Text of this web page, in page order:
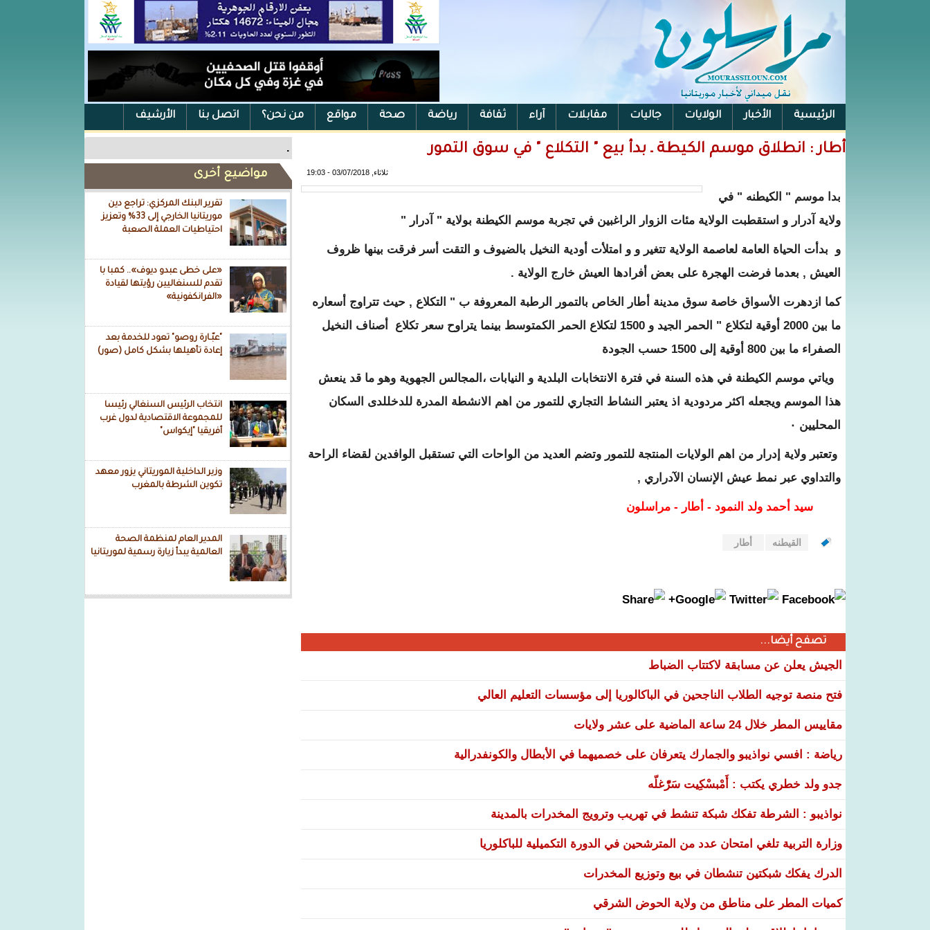
الرئيسية الأخبار الولايات جاليات مقابلات آراء ثقافة رياضة صحة مواقع من نحن؟ اتصل بنا الأرشيف
الفيس بوك .
مواضيع أخرى
تقرير البنك المركزي: تراجع دين
موريتانيا الخارجي إلى 33% وتعزيز
احتياطيات العملة الصعبة
«على خطى عبدو ديوف».. كمبا با
تقدم للسنغاليين رؤيتها لقيادة
«الفرانكفونية»
"عبّـارة روصو" تعود للخدمة بعد
إعادة تأهيلها بشكل كامل (صور)
انتخاب الرئيس السنغالي رئيسا
للمجموعة الاقتصادية لدول غرب
أفريقيا "إيكواس"
وزير الداخلية الموريتاني يزور معهد
تكوين الشرطة بالمغرب
المدير العام لمنظمة الصحة
العالمية يبدأ زيارة رسمية لموريتانيا
أطار : انطلاق موسم الكيطة ـ بدأ بيع " التكلاع " في سوق التمور
ثلاثاء, 03/07/2018 - 19:03
بدا موسم " الكيطنه " في
ولاية آدرار و استقطبت الولاية مئات الزوار الراغبين في تجربة موسم الكيطنة بولاية " آدرار "
و بدأت الحياة العامة لعاصمة الولاية تتغير و و امتلأت أودية النخيل بالضيوف و التقت أسر فرقت بينها ظروف
العيش , بعدما فرضت الهجرة على بعض أفرادها العيش خارج الولاية .
كما ازدهرت الأسواق خاصة سوق مدينة أطار الخاص بالتمور الرطبة المعروفة ب " التكلاع , حيث تتراوج أسعاره
ما بين 2000 أوقية لتكلاع " الحمر الجيد و 1500 لتكلاع الحمر الكمتوسط بينما يتراوح سعر تكلاع أصناف النخيل
الصفراء ما بين 800 أوقية إلى 1500 حسب الجودة
وياتي موسم الكيطنة في هذه السنة في فترة الانتخابات البلدية و النيابات ،المجالس الجهوية وهو ما قد ينعش
هذا الموسم ويجعله اكثر مردودية اذ يعتبر النشاط التجاري للتمور من اهم الانشطة المدرة للدخللدى السكان
المحليين ٠
وتعتبر ولاية إدرار من اهم الولايات المنتجة للتمور وتضم العديد من الواحات التي تستقبل الوافدين لقضاء الراحة
والتداوي عبر نمط عيش الإنسان الآدراري ,
سيد أحمد ولد النمود - أطار - مراسلون
القيطنه أطار
تصفح أيضا...
الجيش يعلن عن مسابقة لاكتتاب الضباط
فتح منصة توجيه الطلاب الناجحين في الباكالوريا إلى مؤسسات التعليم العالي
مقاييس المطر خلال 24 ساعة الماضية على عشر ولايات
رياضة : افسي نواذيبو والجمارك يتعرفان على خصميهما في الأبطال والكونفدرالية
جدو ولد خطري يكتب : أَمْبسْكِيت سَرّْغلّه
نواذيبو : الشرطة تفكك شبكة تنشط في تهريب وترويج المخدرات بالمدينة
وزارة التربية تلغي امتحان عدد من المترشحين في الدورة التكميلية للباكلوريا
الدرك يفكك شبكتين تنشطان في بيع وتوزيع المخدرات
كميات المطر على مناطق من ولاية الحوض الشرقي